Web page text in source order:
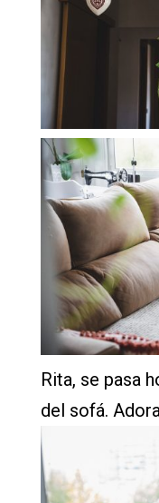
Rita, se pasa
del sofá.